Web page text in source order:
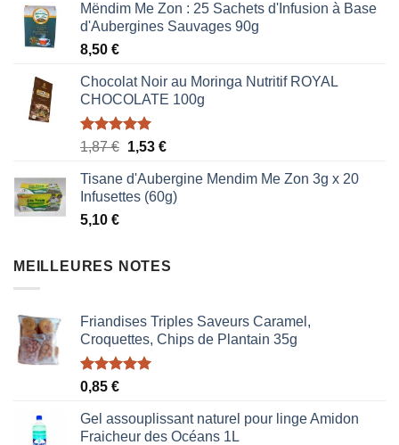
Mëndim Me Zon : 25 Sachets d'Infusion à Base
d'Aubergines Sauvages 90g
8,50 €
Chocolat Noir au Moringa Nutritif ROYAL
CHOCOLATE 100g
Note5.00
1,87€ Le
initial
était :
1,53 €Le
actuel
est :
Tisane d'Aubergine Mendim Me Zon 3g x 20
Infusettes (60g)
5,10 €
MEILLEURES NOTES
Friandises Triples Saveurs Caramel,
Croquettes, Chips de Plantain 35g
Note5.00
0,85 €
Gel assouplissant naturel pour linge Amidon
Fraicheur des Océans 1L